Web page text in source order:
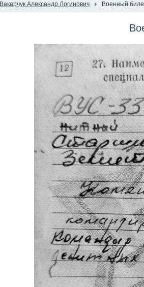
Вакарчук Александр Логинович Военный